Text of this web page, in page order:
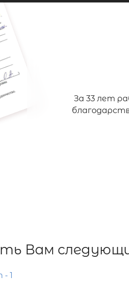
За 33 лет
Вам
1